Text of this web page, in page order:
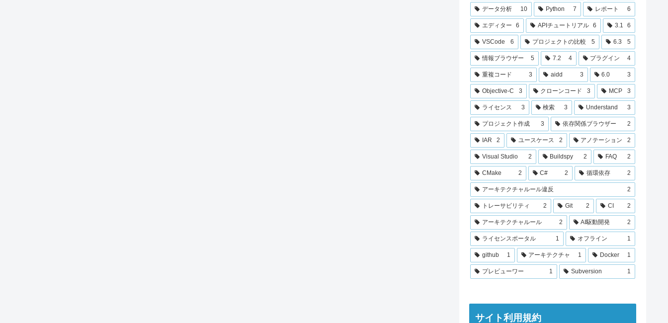
データ分析 10 Python 7 レポート 6
エディター 6 APIチュートリアル 6 3.1 6
VSCode 6 プロジェクトの比較 5 6.3 5
情報ブラウザー 5 7.2 4 プラグイン 4
重複コード 3 aidd 3 6.0 3
Objective-C 3 クローンコード 3 MCP 3
ライセンス 3 検索 3 Understand 3
プロジェクト作成 3 依存関係ブラウザー 2
IAR 2 ユースケース 2 アノテーション 2
Visual Studio 2 Buildspy 2 FAQ 2
CMake 2 C# 2 循環依存 2
アーキテクチャルール違反 2
トレーサビリティ 2 Git 2 CI 2
アーキテクチャルール 2 AI駆動開発 2
ライセンスポータル 1 オフライン 1
github 1 アーキテクチャ 1 Docker 1
プレビューワー 1 Subversion 1
サイト利用規約